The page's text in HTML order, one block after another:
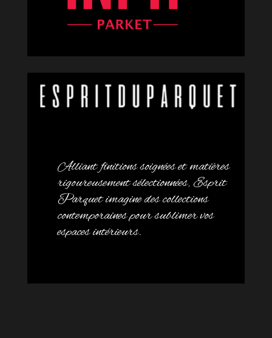
Alliant finitions soignées et matières
rigoureusement sélectionnées, Esprit
Parquet imagine des collections
contemporaines pour sublimer vos
espaces intérieurs.